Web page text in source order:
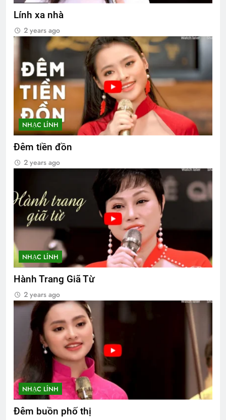
Lính xa nhà
2 years ago
NHẠC LÍNH
Đêm tiền đồn
2 years ago
NHẠC LÍNH
Hành Trang Giã Từ
2 years ago
NHẠC LÍNH
Đêm buồn phố thị